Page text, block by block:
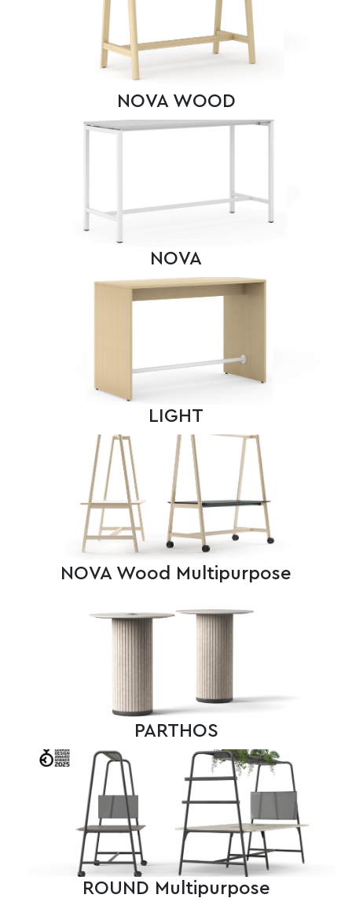
NOVA WOOD
NOVA
LIGHT
NOVA Wood Multipurpose
PARTHOS
ROUND Multipurpose